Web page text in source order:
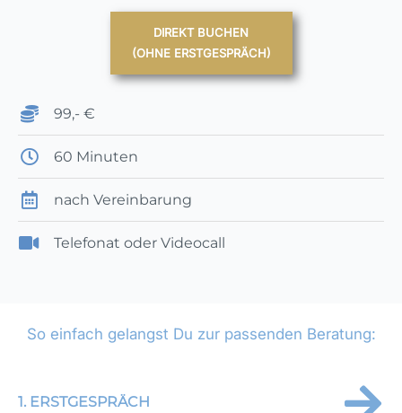
DIREKT BUCHEN
(OHNE ERSTGESPRÄCH)
99,- €
60 Minuten
nach Vereinbarung
Telefonat oder Videocall
So einfach gelangst Du zur passenden Beratung:
1. ERSTGESPRÄCH